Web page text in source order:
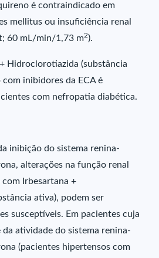
é contraindicado em
mellitus ou insuficiência renal
60 mL/min/1,73 m2).
Hidroclorotiazida (substância
inibidores da ECA é
com nefropatia diabética.
inibição do sistema renina-
alterações na função renal
Irbesartana +
ativa), podem ser
susceptíveis. Em pacientes cuja
atividade do sistema renina-
(pacientes hipertensos com